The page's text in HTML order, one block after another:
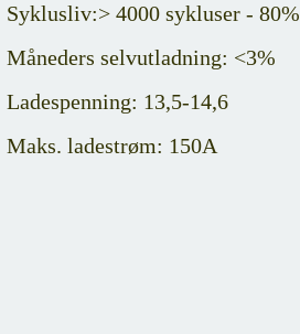
Syklusliv:> 4000 sykluser -
Måneders selvutladning: <3%
Ladespenning: 13,5-14,6
Maks. ladestrøm: 150A